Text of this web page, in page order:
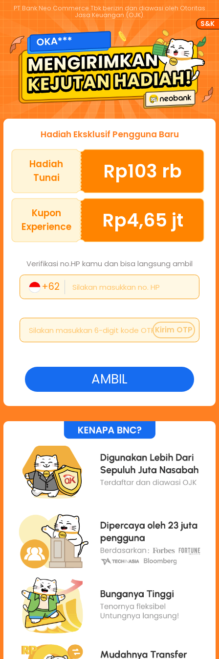
PT Bank Neo Commerce Tbk berizin dan diawasi oleh Otoritas
Jasa Keuangan (OJK).
OKA***
S&K
Hadiah Eksklusif Pengguna Baru
Hadiah
Tunai
Rp103 rb
Kupon
Experience
Rp4,65 jt
Verifikasi no.HP kamu dan bisa langsung ambil
+62
Kirim OTP
AMBIL